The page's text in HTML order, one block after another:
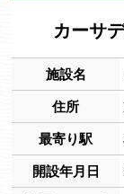
カーサ
施設名
住所
最寄り駅
開設年月日